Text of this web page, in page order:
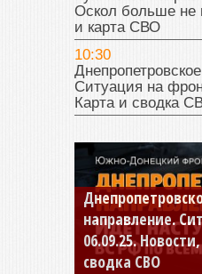
Оскол больше не
и карта СВО
10:30
Ситуация на
Карта и сводка
направление.
04.09.25
сводка СВО